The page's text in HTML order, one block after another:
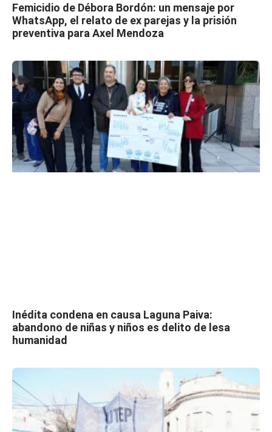
Femicidio de Débora Bordón: un mensaje por
WhatsApp, el relato de ex parejas y la prisión
preventiva para Axel Mendoza
Inédita condena en causa Laguna Paiva:
abandono de niñas y niños es delito de lesa
humanidad